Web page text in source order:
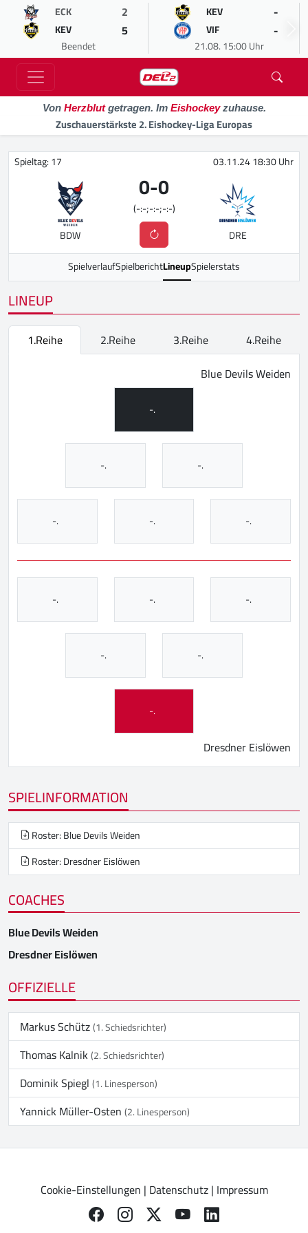
ECK 2
KEV 5
Beendet
KEV -
VIF -
21.08. 15:00 Uhr
Von Herzblutgetragen. Im Eishockeyzuhause.
Zuschauerstärkste 2. Eishockey-Liga Europas
Spieltag: 17 03.11.24 18:30 Uhr
BDW
0-0
(-:-;-:-;-:-)
DRE
SpielverlaufSpielberichtLineupSpielerstats
LINEUP
1.Reihe 2.Reihe 3.Reihe
4.Reihe
Blue Devils Weiden
-.
-. -.
-. -. -.
-. -. -.
-. -.
-.
Dresdner Eislöwen
SPIELINFORMATION
Roster: Blue Devils Weiden
Roster: Dresdner Eislöwen
COACHES
Blue Devils Weiden
Dresdner Eislöwen
OFFIZIELLE
Markus Schütz(1. Schiedsrichter)
Thomas Kalnik(2. Schiedsrichter)
Dominik Spiegl(1. Linesperson)
Yannick Müller-Osten(2. Linesperson)
Cookie-Einstellungen | Datenschutz| Impressum